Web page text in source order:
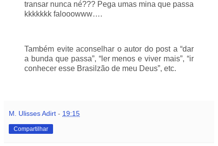
transar nunca né??? Pega umas mina que passa
kkkkkkk falooowww….
Também evite aconselhar o autor do post a “dar
a bunda que passa”, “ler menos e viver mais”, “ir
conhecer esse Brasilzão de meu Deus”, etc.
M. Ulisses Adirt - 19:15
Compartilhar